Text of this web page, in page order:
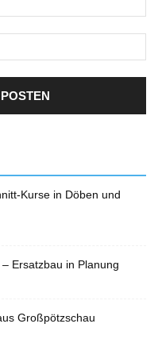
Kurse in Döben und
Ersatzbau in Planung
Großpötzschau